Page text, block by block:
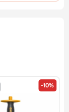
TH112386
TH118366
-10%